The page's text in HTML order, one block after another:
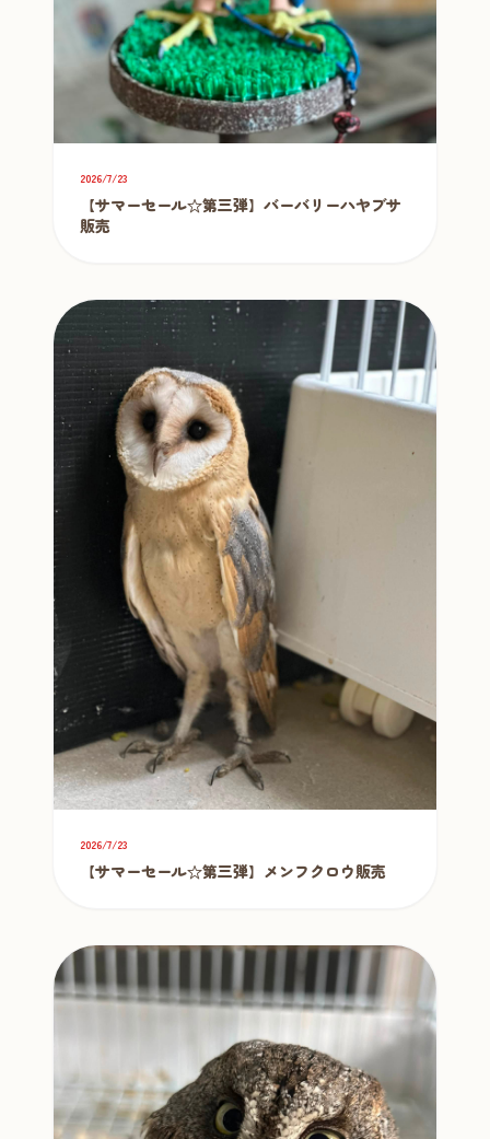
2026/7/23
【サマーセール☆第三弾】バーバリーハヤブサ
販売
2026/7/23
【サマーセール☆第三弾】メンフクロウ販売